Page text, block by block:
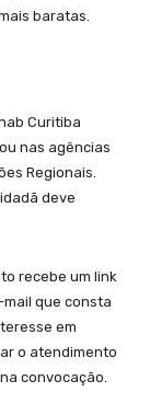
baratas.
Curitiba
nas agências
Regionais.
deve
recebe um link
que consta
em
o atendimento
convocação.